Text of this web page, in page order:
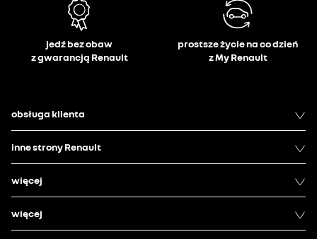
jedź bez obaw
z gwarancją Renault
prostsze życie na co dzień
z My Renault
obsługa klienta
inne strony Renault
więcej
więcej